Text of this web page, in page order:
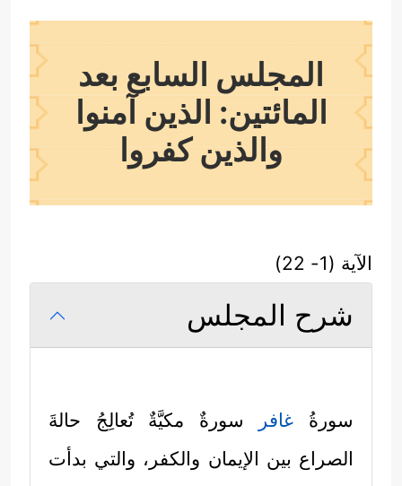
المجلس السابع بعد
المائتين: الذين آمنوا
والذين كفروا
الآية (1- 22)
شرح المجلس
سورةُ غافر
سورةٌ مكيَّةٌ تُعالِجُ حالةَ
الصراع بين الإيمان والكفر، والتي بدأت